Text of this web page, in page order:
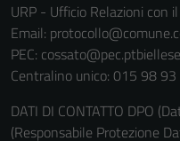
URP - Ufficio Relazioni con
Email:
PEC:
Centralino unico: 015 98 93
DATI DI CONTATTO DPO
(Responsabile Protezione